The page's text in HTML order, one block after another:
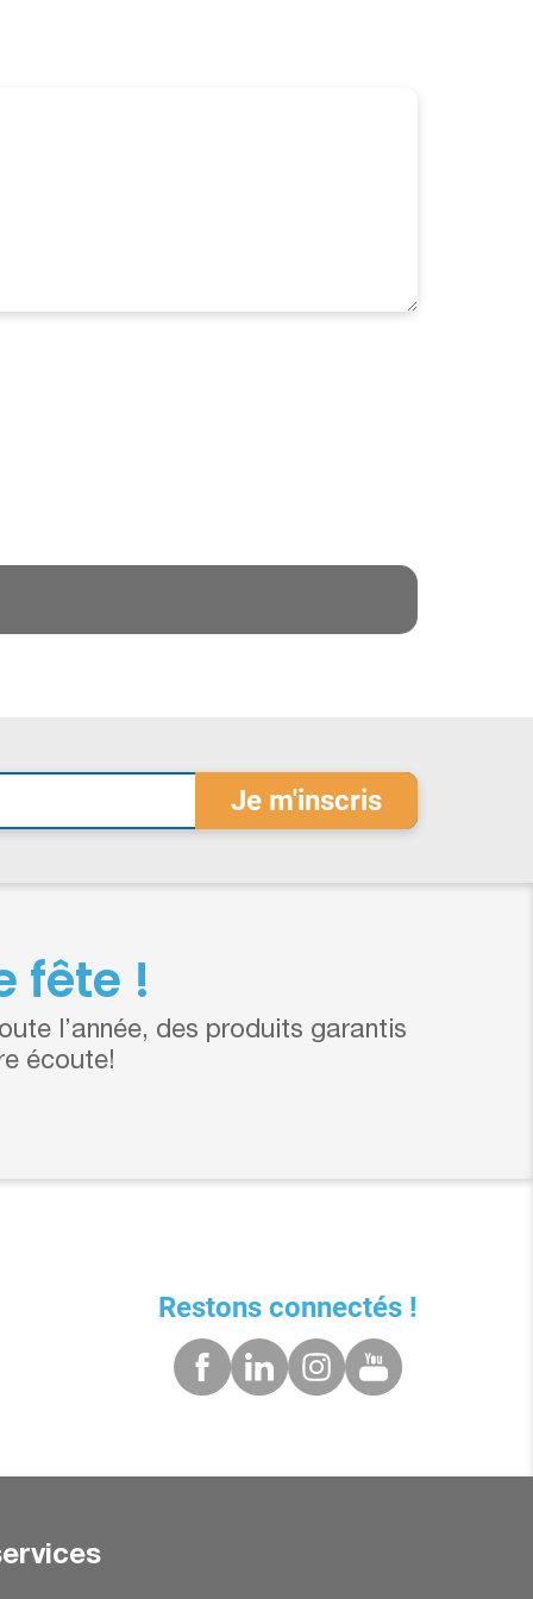
fête !
l’année, des produits garantis
écoute!
Restons connectés !